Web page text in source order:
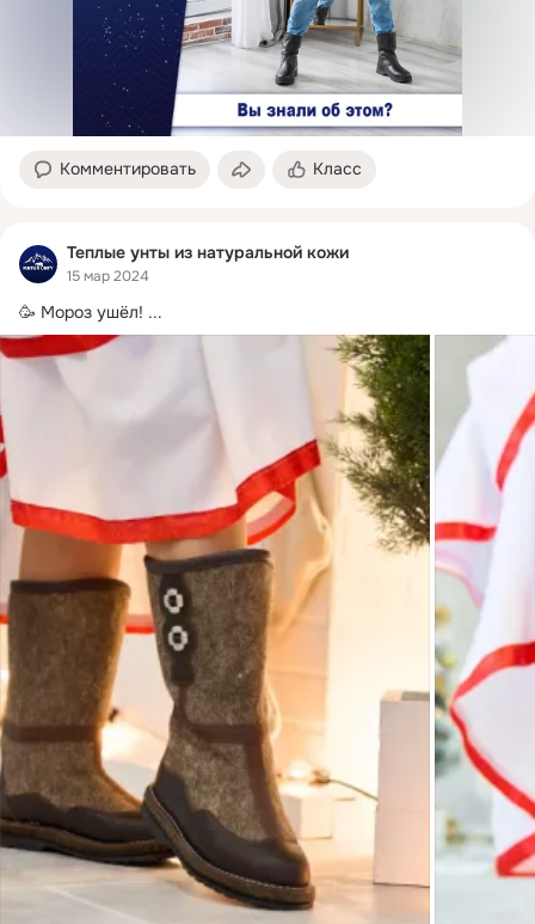
Комментировать Класс
Теплые унты из натуральной кожи
15 мар 2024
🥳 Мороз ушёл! ...